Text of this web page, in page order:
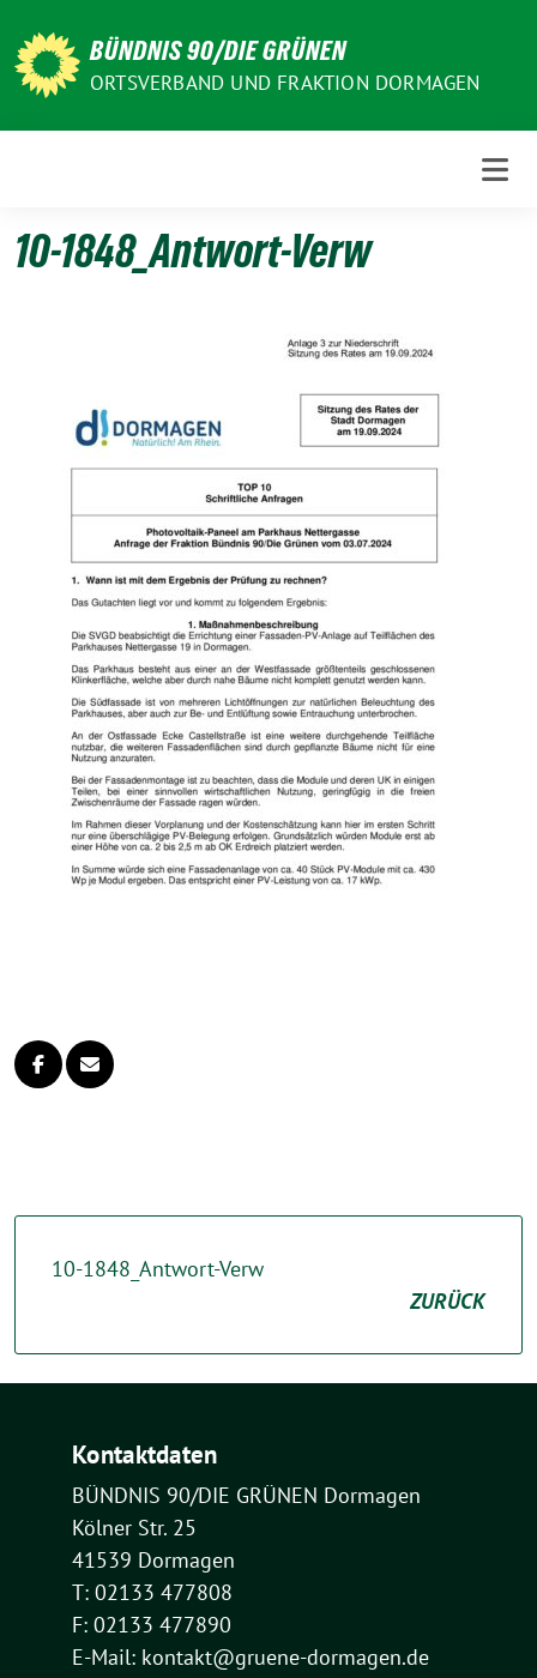
zum
Inhalt
BÜNDNIS 90/DIE GRÜNEN
ORTSVERBAND UND FRAKTION DORMAGEN
10-1848_Antwort-Verw
10-1848_Antwort-Verw
ZURÜCK
Kontaktdaten
BÜNDNIS 90/DIE GRÜNEN Dormagen
Kölner Str. 25
41539 Dormagen
T: 02133 477808
F: 02133 477890
E-Mail: kontakt@gruene-dormagen.de